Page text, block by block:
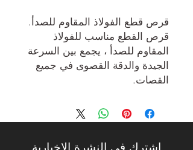
قرص قطع الفولاذ المقاوم للصدأ.
قرص القطع مناسب للفولاذ
المقاوم للصدأ ، يجمع بين السرعة
الجيدة والدقة القصوى في جميع
القصات.